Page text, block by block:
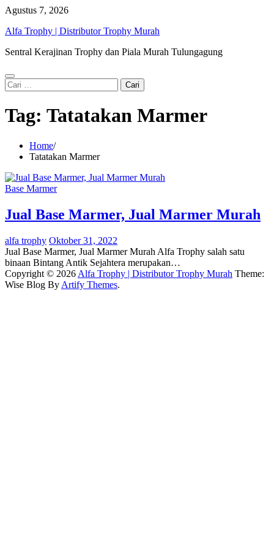
Skip
content
Agustus 7, 2026
Alfa Trophy | Distributor Trophy Murah
Sentral Kerajinan Trophy dan Piala Murah Tulungagung
Cari
untuk:
Tag: Tatatakan Marmer
Home
Tatatakan Marmer
Base Marmer
Jual Base Marmer, Jual Marmer Murah
alfa trophy Oktober 31, 2022
Jual Base Marmer, Jual Marmer Murah Alfa Trophy salah satu
binaan Bintang Antik Sejahtera merupakan…
Copyright © 2026 Alfa Trophy | Distributor Trophy Murah Theme:
Wise Blog By Artify Themes.